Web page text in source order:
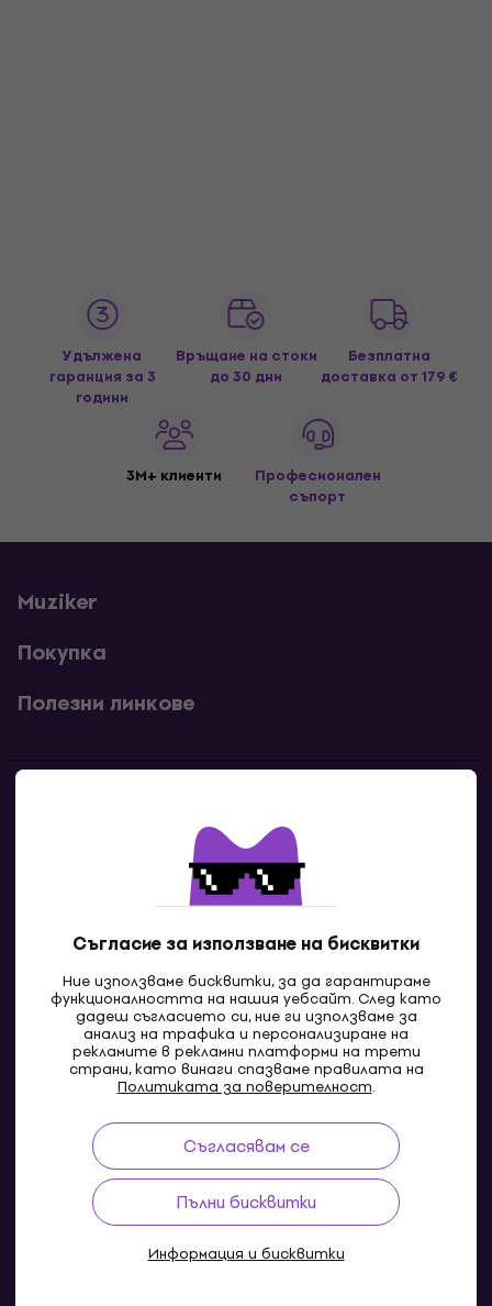
Съгласие за използване на бисквитки
Ние използваме бисквитки, за да гарантираме
функционалността на нашия уебсайт. След като
дадеш съгласието си, ние ги използваме за
анализ на трафика и персонализиране на
рекламите в рекламни платформи на трети
страни, като винаги спазваме правилата на
Политиката за поверителност.
Съгласявам се
Пълни бисквитки
Информация и бисквитки
Удължена
гаранция за 3
години
Връщане на стоки
до 30 дни
Безплатна
доставка от 179 €
3M+ клиенти
Професионален
съпорт
Muziker
Покупка
Полезни линкове
Свържи се с нас
BG
Pazaruvaj - Надежден помощник за покупки